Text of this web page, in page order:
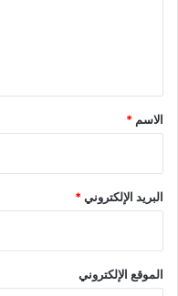
*
الاسم *
البريد الإلكتروني*
الموقع الإلكتروني